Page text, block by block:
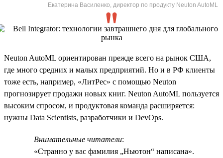
Екатерина Василенко, директор по продукту Neuton AutoML
Neuton AutoML ориентирован прежде всего на рынок США,
где много средних и малых предприятий. Но и в РФ клиенты
тоже есть, например, «ЛитРес» с помощью Neuton
прогнозирует продажи новых книг. Neuton AutoML пользуется
высоким спросом, и продуктовая команда расширяется:
нужны Data Scientists, разработчики и DevOps.
Внимательные читатели:
«Странно у вас фамилия „Ньютон“ написана».